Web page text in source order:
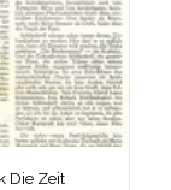
Die Zeit